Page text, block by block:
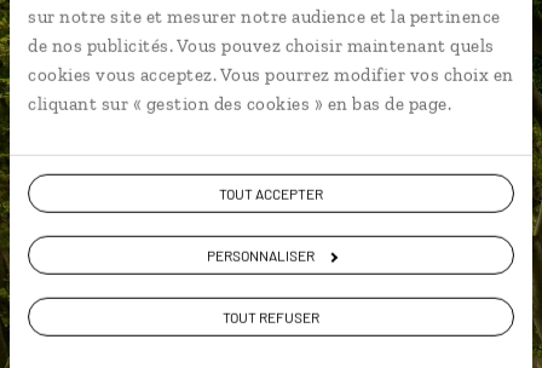
sur notre site et mesurer notre audience et la pertinence
de nos publicités. Vous pouvez choisir maintenant quels
cookies vous acceptez. Vous pourrez modifier vos choix en
cliquant sur « gestion des cookies » en bas de page.
TOUT ACCEPTER
PERSONNALISER
TOUT REFUSER
Une envie de voyage
particulière ?
Burren Cathédrale de Christchurch
Achill Island Cathédrale St Patrick Clifden
Black Head